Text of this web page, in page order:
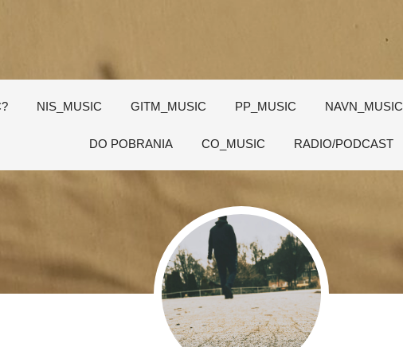
NIS_MUSIC GITM_MUSIC PP_MUSIC NAVN_MUSIC
DO POBRANIA CO_MUSIC RADIO/PODCAST